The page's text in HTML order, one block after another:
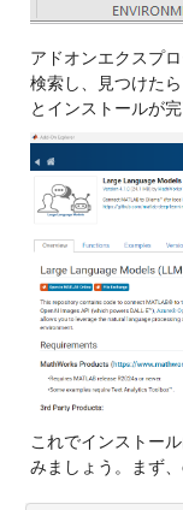
アドオンエクスプ
検索し、見つけた
とインストールが完
これでインストー
みましょう。まず